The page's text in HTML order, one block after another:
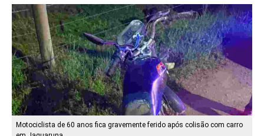
Motociclista de 60 anos fica gravemente ferido após colisão com carro